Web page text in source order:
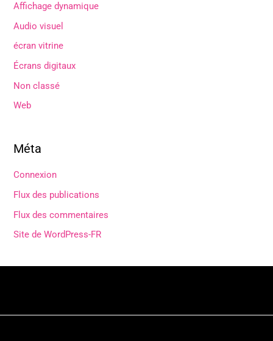
Affichage dynamique
Audio visuel
écran vitrine
Écrans digitaux
Non classé
Web
Méta
Connexion
Flux des publications
Flux des commentaires
Site de WordPress-FR